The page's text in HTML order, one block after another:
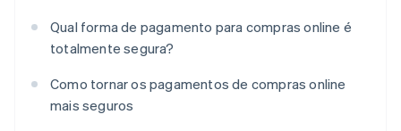
Qual forma de pagamento para compras online é
totalmente segura?
Como tornar os pagamentos de compras online
mais seguros